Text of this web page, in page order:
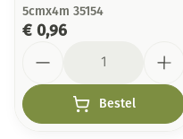
5cmx4m 35154
€ 0,96
Bestel